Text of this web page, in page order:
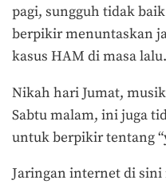
pagi, sungguh tidak
berpikir menuntaskan
kasus HAM di masa lalu.
Nikah hari Jumat,
Sabtu malam, ini juga
untuk berpikir tentang
Jaringan internet di